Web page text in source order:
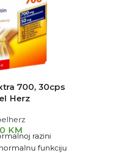
700, 30cps
Herz
KM
razini
funkciju